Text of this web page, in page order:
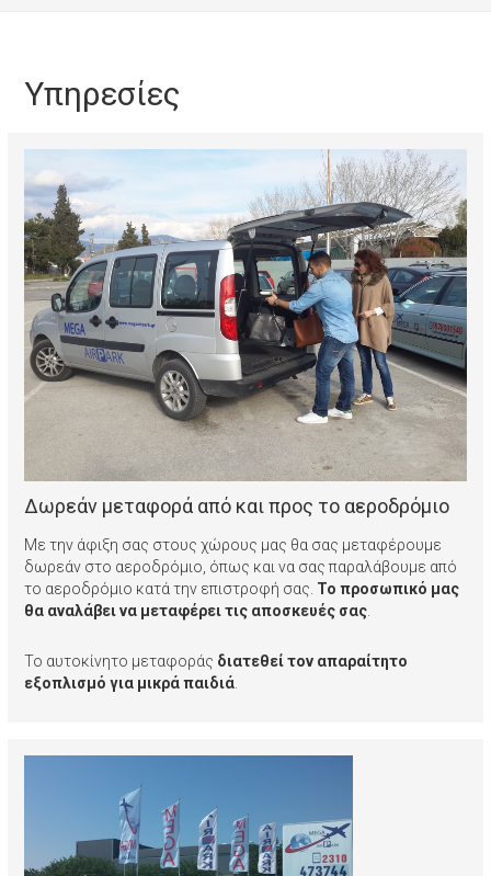
Υπηρεσίες
Δωρεάν μεταφορά από και προς το αεροδρόμιο
Με την άφιξη σας στους χώρους μας θα σας μεταφέρουμε
δωρεάν στο αεροδρόμιο, όπως και να σας παραλάβουμε από
το αεροδρόμιο κατά την επιστροφή σας. Το προσωπικό μας
θα αναλάβει να μεταφέρει τις αποσκευές σας
Το αυτοκίνητο μεταφοράς διατεθεί τον απαραίτητο
εξοπλισμό για μικρά παιδιά